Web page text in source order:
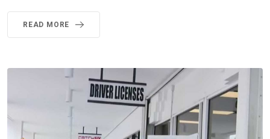
READ MORE